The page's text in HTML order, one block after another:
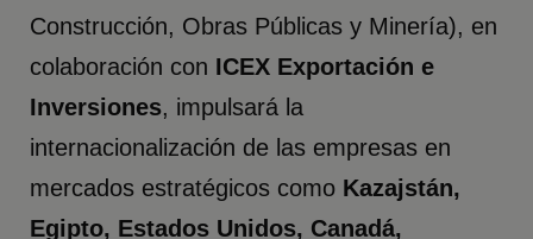
Construcción, Obras Públicas y Minería), en
colaboración con ICEX Exportación e
Inversiones, impulsará la
internacionalización de las empresas en
mercados estratégicos como Kazajstán,
Egipto, Estados Unidos, Canadá,